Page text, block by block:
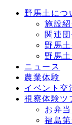
野馬土につ
施設紹
関連
野馬
野馬
ニュース
農業体験
イベント交
視察体験ツ
お弁
福島